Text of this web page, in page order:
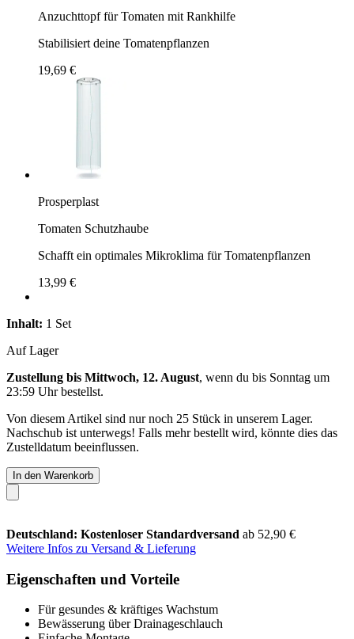
Anzuchttopf für Tomaten mit Rankhilfe
Stabilisiert deine Tomatenpflanzen
19,69 €
Prosperplast
Tomaten Schutzhaube
Schafft ein optimales Mikroklima für Tomatenpflanzen
13,99 €
Inhalt: 1 Set
Auf Lager
Zustellung bis Mittwoch, 12. August, wenn du bis Sonntag um
23:59 Uhrbestellst.
Von diesem Artikel sind nur noch 25 Stück in unserem Lager.
Nachschub ist unterwegs! Falls mehr bestellt wird, könnte dies das
Zustelldatum beeinflussen.
In den Warenkorb
Deutschland: Kostenloser Standardversand ab 52,90 €
Weitere Infos zu Versand & Lieferung
Eigenschaften und Vorteile
Für gesundes & kräftiges Wachstum
Bewässerung über Drainageschlauch